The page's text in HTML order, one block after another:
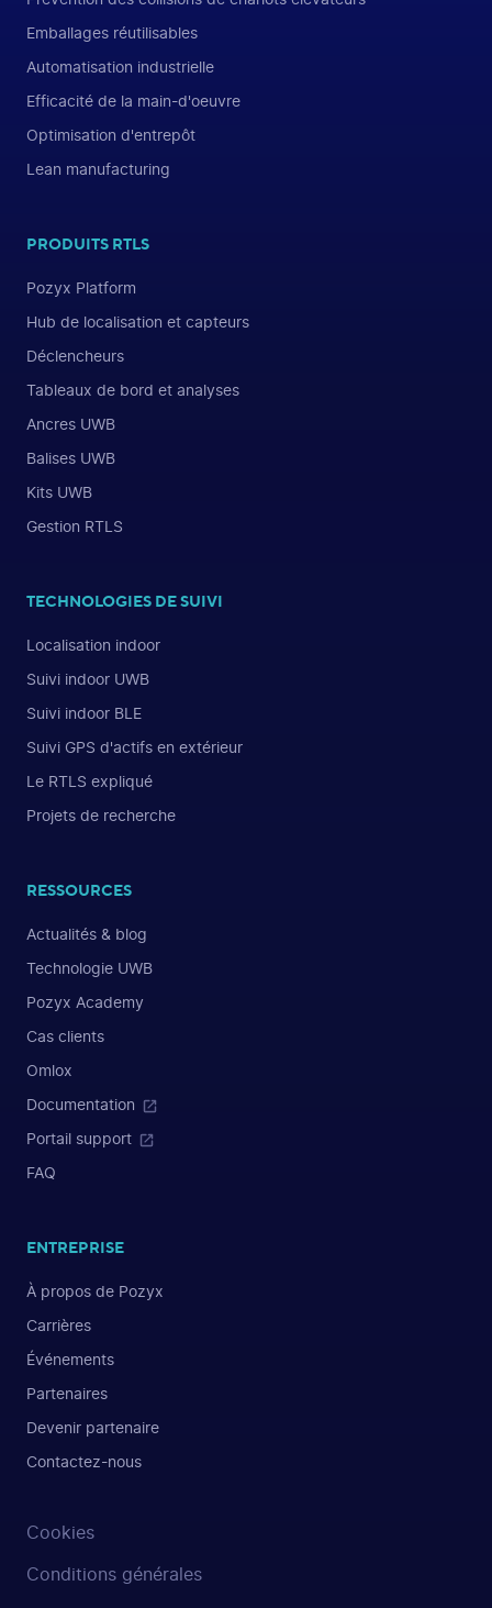
Emballages réutilisables
Automatisation industrielle
Efficacité de la main-d'oeuvre
Optimisation d'entrepôt
Lean manufacturing
PRODUITS RTLS
Pozyx Platform
Hub de localisation et capteurs
Déclencheurs
Tableaux de bord et analyses
Ancres UWB
Balises UWB
Kits UWB
Gestion RTLS
TECHNOLOGIES DE SUIVI
Localisation indoor
Suivi indoor UWB
Suivi indoor BLE
Suivi GPS d'actifs en extérieur
Le RTLS expliqué
Projets de recherche
RESSOURCES
Actualités & blog
Technologie UWB
Pozyx Academy
Cas clients
Omlox
Documentation
Portail support
FAQ
ENTREPRISE
À propos de Pozyx
Carrières
Événements
Partenaires
Devenir partenaire
Contactez-nous
Cookies
Conditions générales